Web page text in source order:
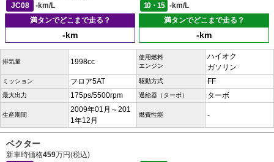
JC08
-km/L 10・15
-km/L
満タンでどこまで走る？
-km
満タンでどこまで走る？
-km
排気量 1998cc
使用燃料
エンジン
ハイオク
ガソリン
ミッション フロア5AT 駆動方式 FF
最大出力 175ps/5500rpm 過給器（ターボ） ターボ
生産期間
2009年01月～201
1年12月
燃費性能 -
ベクター
新車時価格459万円(税込)